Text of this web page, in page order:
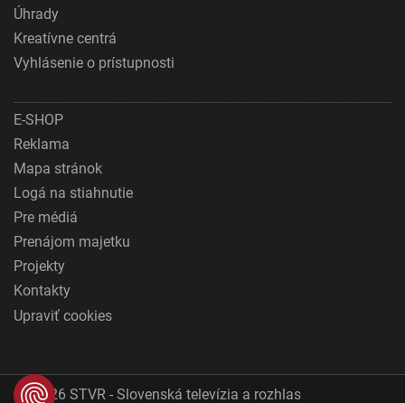
Úhrady
Kreatívne centrá
Vyhlásenie o prístupnosti
E-SHOP
Reklama
Mapa stránok
Logá na stiahnutie
Pre médiá
Prenájom majetku
Projekty
Kontakty
Upraviť cookies
© 2026 STVR - Slovenská televízia a rozhlas